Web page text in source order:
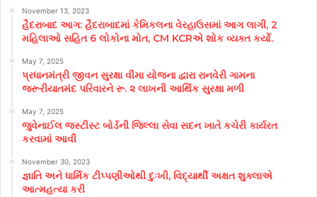
November 13, 2023
હૈદરાબાદ આગ: હૈદરાબાદમાં કેમિકલના વેરહાઉસમાં આગ લાગી, 2
મહિલાઓ સહિત 6 લોકોના મોત, CM KCRએ શોક વ્યક્ત કર્યો.
May 7, 2025
પ્રધાનમંત્રી જીવન સુરક્ષા વીમા યોજના દ્વારા રાનવેરી ગામના
જરૂરીયાતમંદ પરિવારને રૂ. ૨ લાખની આર્થિક સુરક્ષા મળી
May 7, 2025
જુવેનાઈલ જસ્ટીસ્ટ બોર્ડની જિલ્લા સેવા સદન ખાતે કચેરી કાર્યરત
કરવામાં આવી
November 30, 2023
જ્ઞાતિ અને ધાર્મિક ટીપ્પણીઓથી દુઃખી, વિદ્યાર્થી અક્ષત શુક્લાએ
આત્મહત્યા કરી